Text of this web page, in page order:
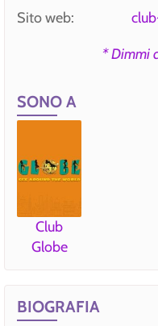
Sito web:
* Dimmi
SONO A
Club
Globe
BIOGRAFIA